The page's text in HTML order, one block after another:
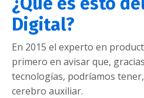
Digital?
En 2015 el experto en
primero en avisar que,
tecnologías, podríamos
cerebro auxiliar.